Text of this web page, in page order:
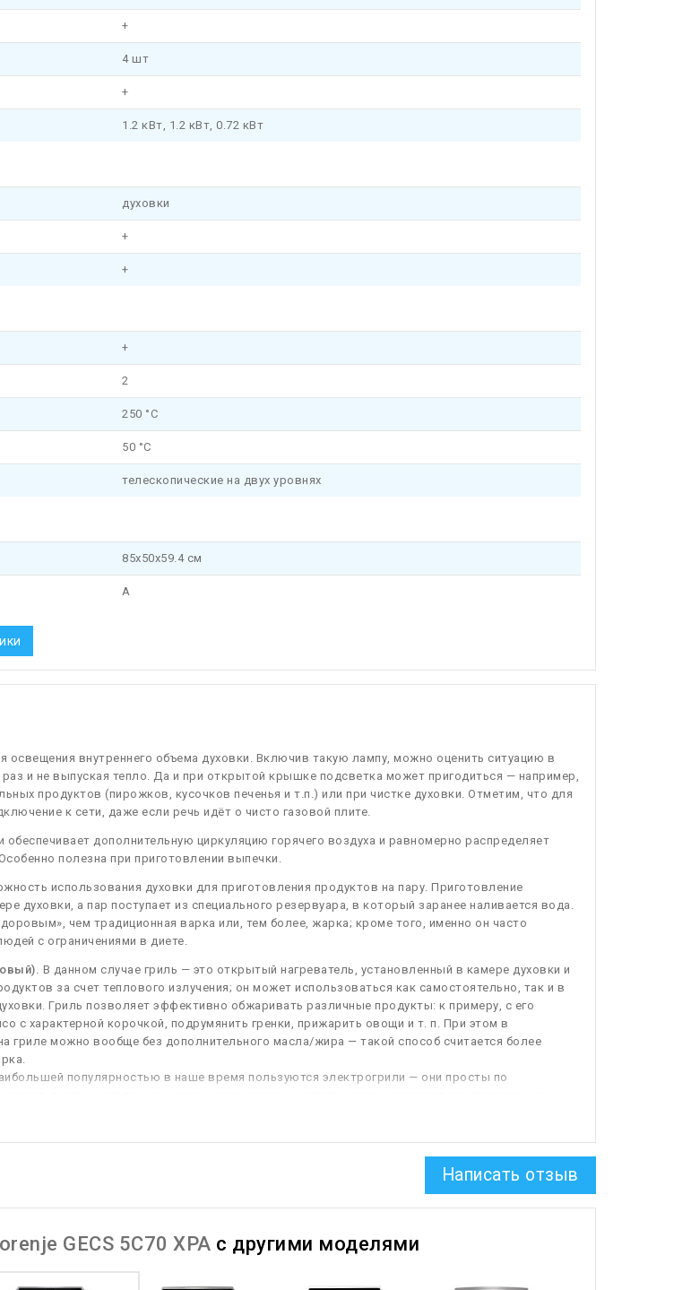
+
4 шт
+
1.2 кВт, 1.2 кВт, 0.72 кВт
духовки
+
+
+
2
250 °C
50 °C
телескопические на двух уровнях
85x50x59.4 см
A
освещения внутреннего объема духовки. Включив такую лампу, можно оценить ситуацию в
и не выпуская тепло. Да и при открытой крышке подсветка может пригодиться — например,
продуктов (пирожков, кусочков печенья и т.п.) или при чистке духовки. Отметим, что для
к сети, даже если речь идёт о чисто газовой плите.
обеспечивает дополнительную циркуляцию горячего воздуха и равномерно распределяет
полезна при приготовлении выпечки.
использования духовки для приготовления продуктов на пару. Приготовление
духовки, а пар поступает из специального резервуара, в который заранее наливается вода.
чем традиционная варка или, тем более, жарка; кроме того, именно он часто
с ограничениями в диете.
В данном случае гриль — это открытый нагреватель, установленный в камере духовки и
за счет теплового излучения; он может использоваться как самостоятельно, так и в
Гриль позволяет эффективно обжаривать различные продукты: к примеру, с его
с характерной корочкой, подрумянить гренки, прижарить овощи и т. п. При этом в
гриле можно вообще без дополнительного масла/жира — такой способ считается более
популярностью в наше время пользуются электрогрили — они просты по
программ готовки). Так что подобные грили можно встретить даже в газовых духовках. А
заметно реже: они считаются более экономичными, однако более сложны по
Наличие термостата
постоянно контролировать режим готовки — вместо этого достаточно выставить
типом очистки имеют особое покрытие внутренней поверхности, которое расщепляет жир,
Написать отзыв
GECS 5C70 XPA с другими моделями